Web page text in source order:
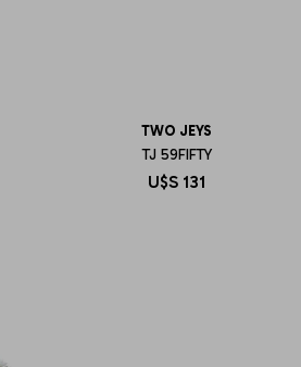
TWO JEYS
TJ 59FIFTY
U$S 131